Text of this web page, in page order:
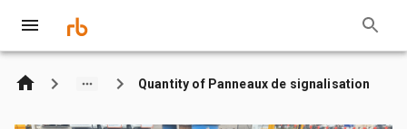
Quantity of Panneaux de signalisation